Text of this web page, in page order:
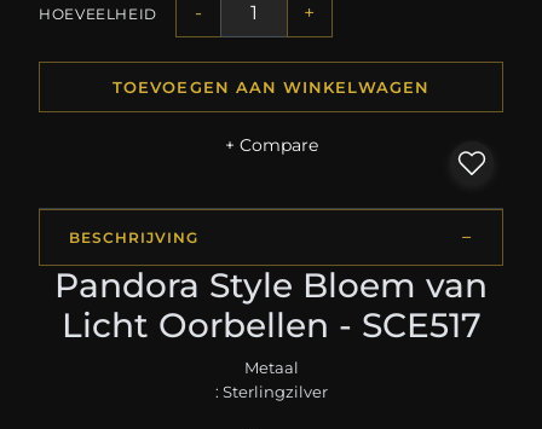
HOEVEELHEID - +
TOEVOEGEN AAN WINKELWAGEN
+ Compare
BESCHRIJVING
Pandora Style Bloem van
Licht Oorbellen - SCE517
Metaal
: Sterlingzilver